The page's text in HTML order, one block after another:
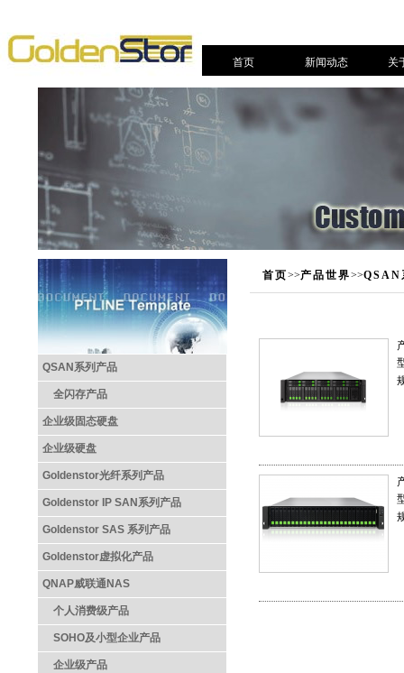
首页 新闻动态 关
QSAN系列产品
全闪存产品
企业级固态硬盘
企业级硬盘
Goldenstor光纤系列产品
Goldenstor IP SAN系列产品
Goldenstor SAS 系列产品
Goldenstor虚拟化产品
QNAP威联通NAS
个人消费级产品
SOHO及小型企业产品
企业级产品
首页>>产品世界>>QSAN